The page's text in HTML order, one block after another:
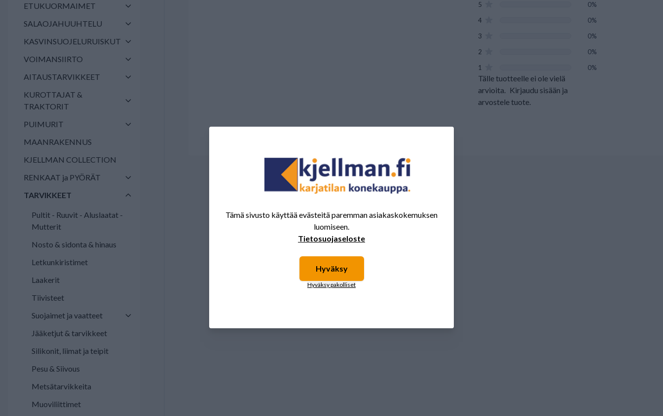
ETUKUORMAIMET
SALAOJAHUUHTELU
KASVINSUOJELURUISKUT
VOIMANSIIRTO
AITAUSTARVIKKEET
KUROTTAJAT &
TRAKTORIT
PUIMURIT
MAANRAKENNUS
KJELLMAN COLLECTION
RENKAAT ja PYÖRÄT
TARVIKKEET
Pultit - Ruuvit - Aluslaatat -
Mutterit
Nosto & sidonta & hinaus
Letkunkiristimet
Laakerit
Tiivisteet
Suojaimet ja vaatteet
Jääketjut & tarvikkeet
Silikonit, liimat ja teipit
Pesu & Siivous
Metsätarvikkeita
Muoviliittimet
5
0%
4
0%
3
0%
2
0%
1
0%
Tälle tuotteelle ei ole vielä
arvioita. Kirjaudu sisään ja
arvostele tuote.
Tämä sivusto käyttää evästeitä paremman asiakaskokemuksen
luomiseen.
Tietosuojaseloste
Hyväksy
Hyväksy pakolliset